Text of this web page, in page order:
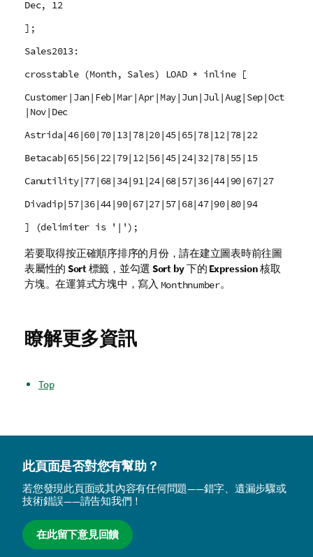
Dec, 12
];
Sales2013:
crosstable (Month, Sales) LOAD * inline [
Customer|Jan|Feb|Mar|Apr|May|Jun|Jul|Aug|Sep|Oct
|Nov|Dec
Astrida|46|60|70|13|78|20|45|65|78|12|78|22
Betacab|65|56|22|79|12|56|45|24|32|78|55|15
Canutility|77|68|34|91|24|68|57|36|44|90|67|27
Divadip|57|36|44|90|67|27|57|68|47|90|80|94
] (delimiter is '|');
若要取得按正確順序排序的月份，請在建立圖表時前往圖
表屬性的 Sort標籤，並勾選 Sort by下的 Expression核取
方塊。在運算式方塊中，寫入 Monthnumber。
瞭解更多資訊
Top
此頁面是否對您有幫助？
若您發現此頁面或其內容有任何問題——錯字、遺漏步驟或
技術錯誤——請告知我們！
在此留下意見回饋